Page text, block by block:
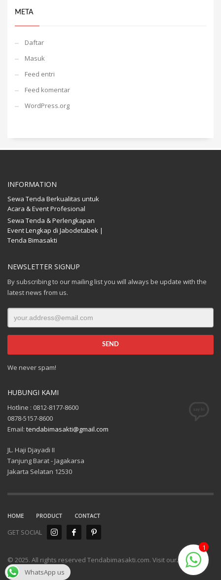
META
Daftar
Masuk
Feed entri
Feed komentar
WordPress.org
INFORMATION
Sewa Tenda Berkualitas untuk
Acara & Event Profesional
Sewa Tenda & Perlengkapan
Event Lengkap di Jabodetabek |
Tenda Bimasakti
NEWSLETTER SIGNUP
By subscribing to our mailing list you will always be update with the
latest news from us.
We never spam!
HUBUNGI KAMI
Hotline : 0812-8177-8600
0878-5157-8600
Email: tendabimasakti@gmail.com
JL. Haji Djayadi II
Tanjung Barat - Jagakarsa
Jakarta Selatan 12530
HOME PRODUCT CONTACT
GET SOCIAL
© 2025. All rights reserved Tendabimasakti.com. Visit our.
1
WhatsApp us